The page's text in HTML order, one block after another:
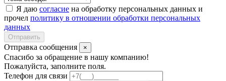
Я даю согласие на обработку персональных данных и
прочел политику в отношении обработки персональных
данных
Отправить
Отправка сообщения ×
Спасибо за обращение в нашу компанию!
Пожалуйста, заполните поля.
Телефон для связи